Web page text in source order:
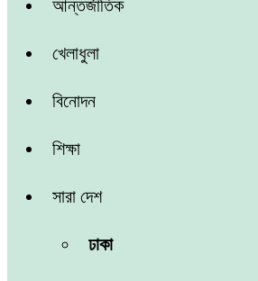
আন্তর্জাতিক
খেলাধুলা
বিনোদন
শিক্ষা
সারা দেশ
ঢাকা